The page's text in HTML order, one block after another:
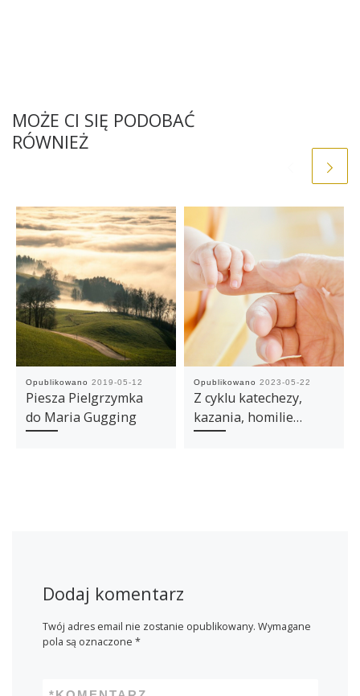
MOŻE CI SIĘ PODOBAĆ
RÓWNIEŻ
Opublikowano 2019-05-12
Piesza Pielgrzymka
do Maria Gugging
Opublikowano 2023-05-22
Z cyklu katechezy,
kazania, homilie…
Dodaj komentarz
Twój adres email nie zostanie opublikowany. Wymagane
pola są oznaczone *